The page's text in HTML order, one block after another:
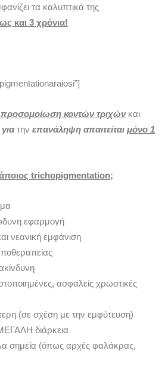
τα καλυπτικά της
και 3 χρόνια!
κοντών τριχών και
γιατην επανάληψη απαιτείται μόνο 1
trichopigmentation;
εφαρμογή
νεανική εμφάνιση
ασφαλείς χρωστικές
(σε σχέση με την εμφύτευση)
διάρκεια
σημεία (όπως αρχές φαλάκρας,